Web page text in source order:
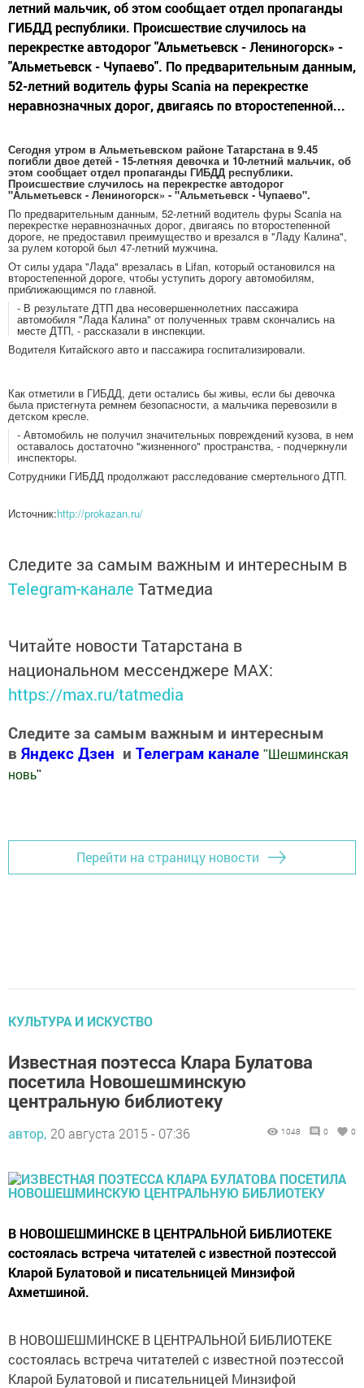
летний мальчик, об этом сообщает отдел пропаганды
ГИБДД республики. Происшествие случилось на
перекрестке автодорог "Альметьевск - Лениногорск» -
"Альметьевск - Чупаево". По предварительным данным,
52-летний водитель фуры Scania на перекрестке
неравнозначных дорог, двигаясь по второстепенной...
Сегодня утром в Альметьевском районе Татарстана в 9.45
погибли двое детей - 15-летняя девочка и 10-летний мальчик, об
этом сообщает отдел пропаганды ГИБДД республики.
Происшествие случилось на перекрестке автодорог
"Альметьевск - Лениногорск» - "Альметьевск - Чупаево".
По предварительным данным, 52-летний водитель фуры Scania на
перекрестке неравнозначных дорог, двигаясь по второстепенной
дороге, не предоставил преимущество и врезался в "Ладу Калина",
за рулем которой был 47-летний мужчина.
От силы удара "Лада" врезалась в Lifan, который остановился на
второстепенной дороге, чтобы уступить дорогу автомобилям,
приближающимся по главной.
- В результате ДТП два несовершеннолетних пассажира
автомобиля "Лада Калина" от полученных травм скончались на
месте ДТП, - рассказали в инспекции.
Водителя Китайского авто и пассажира госпитализировали.
Как отметили в ГИБДД, дети остались бы живы, если бы девочка
была пристегнута ремнем безопасности, а мальчика перевозили в
детском кресле.
- Автомобиль не получил значительных повреждений кузова, в нем
оставалось достаточно "жизненного" пространства, - подчеркнули
инспекторы.
Сотрудники ГИБДД продолжают расследование смертельного ДТП.
Источник:http://prokazan.ru/
Следите за самым важным и интересным в
Telegram-канале Татмедиа
Читайте новости Татарстана в
национальном мессенджере MАХ:
https://max.ru/tatmedia
Следите за самым важным и интересным
в Яндекс Дзен и Телеграм канале " Шешминская
новь"
Перейти на страницу новости
КУЛЬТУРА И ИСКУСТВО
Известная поэтесса Клара Булатова
посетила Новошешминскую
центральную библиотеку
автор, 20 августа 2015 - 07:36 1048 0 0
В НОВОШЕШМИНСКЕ В ЦЕНТРАЛЬНОЙ БИБЛИОТЕКЕ
состоялась встреча читателей с известной поэтессой
Кларой Булатовой и писательницей Минзифой
Ахметшиной.
В НОВОШЕШМИНСКЕ В ЦЕНТРАЛЬНОЙ БИБЛИОТЕКЕ
состоялась встреча читателей с известной поэтессой
Кларой Булатовой и писательницей Минзифой